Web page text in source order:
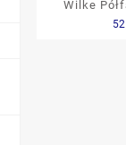
Wilke